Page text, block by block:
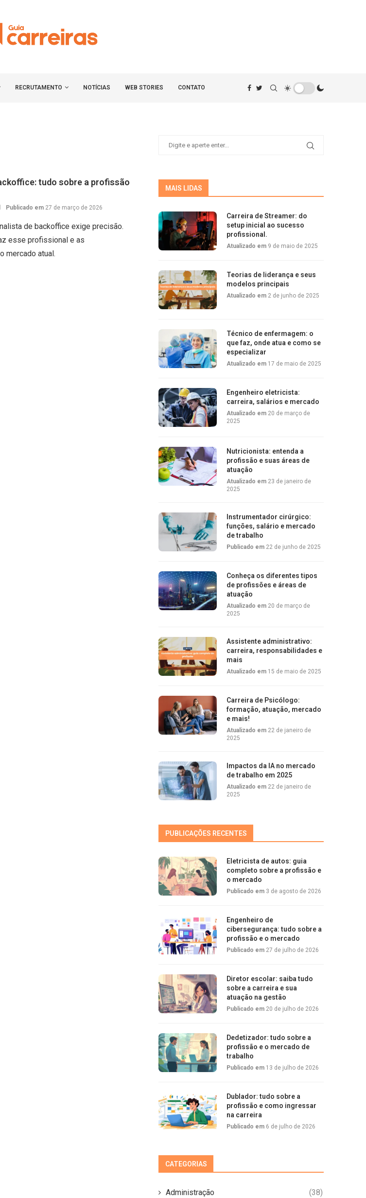
RECRUTAMENTO NOTÍCIAS WEB STORIES CONTATO
tudo sobre a profissão
Publicado em 27 de março de 2026
de backoffice exige precisão.
esse profissional e as
mercado atual.
MAIS LIDAS
Carreira de Streamer: do
setup inicial ao sucesso
profissional.
Atualizado em 9 de maio de 2025
Teorias de liderança e seus
modelos principais
Atualizado em 2 de junho de 2025
Técnico de enfermagem: o
que faz, onde atua e como se
especializar
Atualizado em 17 de maio de 2025
Engenheiro eletricista:
carreira, salários e mercado
Atualizado em 20 de março de
2025
Nutricionista: entenda a
profissão e suas áreas de
atuação
Atualizado em 23 de janeiro de
2025
Instrumentador cirúrgico:
funções, salário e mercado
de trabalho
Publicado em 22 de junho de 2025
Conheça os diferentes tipos
de profissões e áreas de
atuação
Atualizado em 20 de março de
2025
Assistente administrativo:
carreira, responsabilidades e
mais
Atualizado em 15 de maio de 2025
Carreira de Psicólogo:
formação, atuação, mercado
e mais!
Atualizado em 22 de janeiro de
2025
Impactos da IA no mercado
de trabalho em 2025
Atualizado em 22 de janeiro de
2025
PUBLICAÇÕES RECENTES
Eletricista de autos: guia
completo sobre a profissão e
o mercado
Publicado em 3 de agosto de 2026
Engenheiro de
cibersegurança: tudo sobre a
profissão e o mercado
Publicado em 27 de julho de 2026
Diretor escolar: saiba tudo
sobre a carreira e sua
atuação na gestão
Publicado em 20 de julho de 2026
Dedetizador: tudo sobre a
profissão e o mercado de
trabalho
Publicado em 13 de julho de 2026
Dublador: tudo sobre a
profissão e como ingressar
na carreira
Publicado em 6 de julho de 2026
CATEGORIAS
Administração (38)